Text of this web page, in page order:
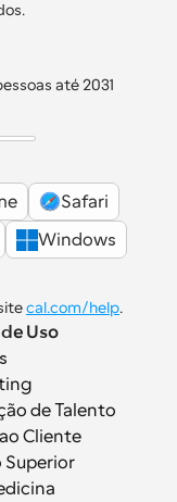
até 2031
Safari
Windows
cal.com/help.
Uso
de Talento
Cliente
Superior